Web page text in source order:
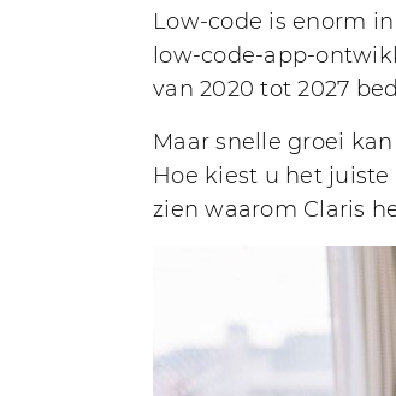
Low-code is enorm
low-code-app-
van 2020 tot 2027
Maar snelle groei
Hoe kiest u het
zien waarom Claris